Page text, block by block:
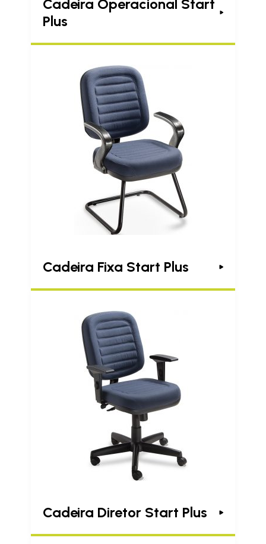
Cadeira Operacional Start
Plus
Cadeira Fixa Start Plus
Cadeira Diretor Start Plus